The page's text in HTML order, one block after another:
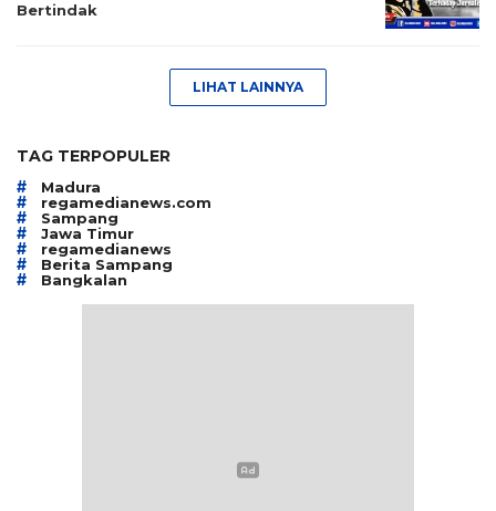
Bertindak
LIHAT LAINNYA
TAG TERPOPULER
# Madura
# regamedianews.com
# Sampang
# Jawa Timur
# regamedianews
# Berita Sampang
# Bangkalan